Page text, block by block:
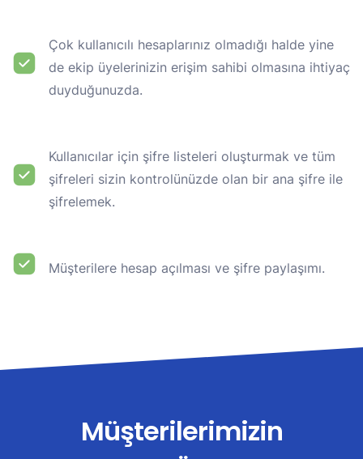
Çok kullanıcılı hesaplarınız olmadığı halde yine
de ekip üyelerinizin erişim sahibi olmasına ihtiyaç
duyduğunuzda.
Kullanıcılar için şifre listeleri oluşturmak ve tüm
şifreleri sizin kontrolünüzde olan bir ana şifre ile
şifrelemek.
Müşterilere hesap açılması ve şifre paylaşımı.
Müşterilerimizin